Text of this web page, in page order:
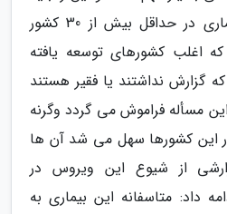
در نظر گرفت که این بیماری در حداقل بیش از 30 کشور
اغلب کشورهای توسعه یافته
گزارش نداشتند یا فقیر هستند
این مسأله فراموش می گردد وگرنه
کشورها سهل می شد آن ها
از شیوع این ویروس در
داد: متاسفانه این بیماری به